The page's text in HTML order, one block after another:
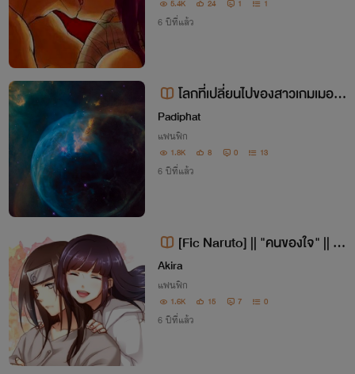
5.4K 24 1 1
6 ปีที่แล้ว
โลกที่เปลี่ยนไปของสาวเกมเมอร์
(ブレンド•s)
Padiphat
แฟนฟิก
1.8K 8 0 13
6 ปีที่แล้ว
[Fic Naruto] || "คนของใจ" || HI
NATA-NEJI
Akira
แฟนฟิก
1.6K 15 7 0
6 ปีที่แล้ว